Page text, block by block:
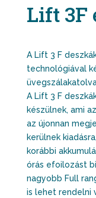
Lift 3F
A Lift 3 F
technológiával
A Lift 3 F
készülnek, ami
az újonnan
kerülnek
korábbi
órás efoilozást
nagyobb Full
is lehet rendelni